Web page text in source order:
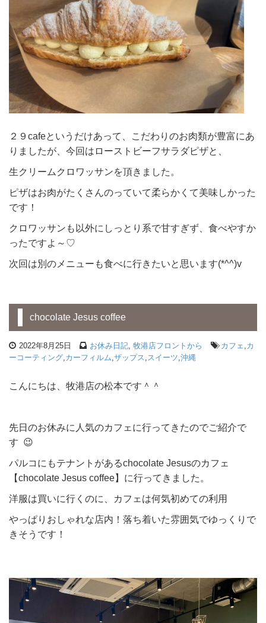
２９cafeというだけあって、こだわりのお肉類が豊富にあ
りましたが、今回はローストビーフサラダピザと、
生クリームクロワッサンを頂きました。
ピザはお肉がたくさんのっていて柔らかくて美味しかった
です！
クロワッサンも以外にしっとり系で甘すぎず、食べやすか
ったですよ～♡
次回は別のメニューも食べに行きたいと思います(*^^)v
chocolate Jesus coffee
2022年8月25日 お休み日記 牧港店フロントから カフェ カ
ーコーティング カーフィルム ザップス スイーツ 沖縄
こんにちは、牧港店の松本です＾＾
先日のお休みに人気のカフェに行ってきたのでご紹介で
す 😉
パルコにもテナントがあるchocolate Jesusのカフェ
【chocolate Jesus coffee】に行ってきました。
洋服は買いに行くのに、カフェは何気初めての利用
やっぱりおしゃれな店内！落ち着いた雰囲気でゆっくりで
きそうです！